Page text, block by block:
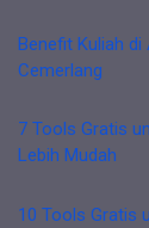
Benefit Kuliah
Cemerlang
7 Tools Gratis
Lebih Mudah
10 Tools Gratis